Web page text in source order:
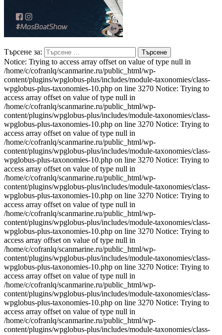
Търсене за:
Notice: Trying to access array offset on value of type null in
/home/c/cofranlq/scanmarine.ru/public_html/wp-
content/plugins/wpglobus-plus/includes/module-taxonomies/class-
wpglobus-plus-taxonomies-10.php on line 3270 Notice: Trying to
access array offset on value of type null in
/home/c/cofranlq/scanmarine.ru/public_html/wp-
content/plugins/wpglobus-plus/includes/module-taxonomies/class-
wpglobus-plus-taxonomies-10.php on line 3270 Notice: Trying to
access array offset on value of type null in
/home/c/cofranlq/scanmarine.ru/public_html/wp-
content/plugins/wpglobus-plus/includes/module-taxonomies/class-
wpglobus-plus-taxonomies-10.php on line 3270 Notice: Trying to
access array offset on value of type null in
/home/c/cofranlq/scanmarine.ru/public_html/wp-
content/plugins/wpglobus-plus/includes/module-taxonomies/class-
wpglobus-plus-taxonomies-10.php on line 3270 Notice: Trying to
access array offset on value of type null in
/home/c/cofranlq/scanmarine.ru/public_html/wp-
content/plugins/wpglobus-plus/includes/module-taxonomies/class-
wpglobus-plus-taxonomies-10.php on line 3270 Notice: Trying to
access array offset on value of type null in
/home/c/cofranlq/scanmarine.ru/public_html/wp-
content/plugins/wpglobus-plus/includes/module-taxonomies/class-
wpglobus-plus-taxonomies-10.php on line 3270 Notice: Trying to
access array offset on value of type null in
/home/c/cofranlq/scanmarine.ru/public_html/wp-
content/plugins/wpglobus-plus/includes/module-taxonomies/class-
wpglobus-plus-taxonomies-10.php on line 3270 Notice: Trying to
access array offset on value of type null in
/home/c/cofranlq/scanmarine.ru/public_html/wp-
content/plugins/wpglobus-plus/includes/module-taxonomies/class-